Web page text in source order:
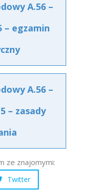
A.56 –
– egzamin
A.56 –
– zasady
ze znajomymi:
Twitter